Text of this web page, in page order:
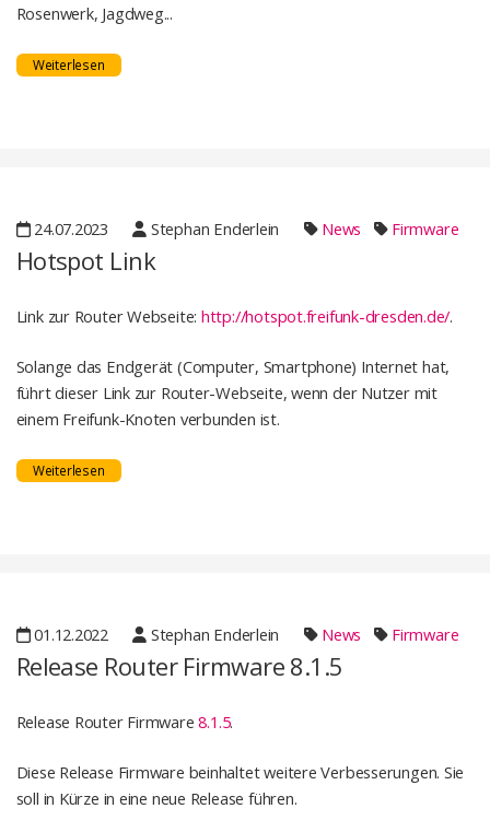
Rosenwerk, Jagdweg...
Weiterlesen
24.07.2023 Stephan Enderlein News Firmware
Hotspot Link
Link zur Router Webseite: http://hotspot.freifunk-dresden.de/.
Solange das Endgerät (Computer, Smartphone) Internet hat,
führt dieser Link zur Router-Webseite, wenn der Nutzer mit
einem Freifunk-Knoten verbunden ist.
Weiterlesen
01.12.2022 Stephan Enderlein News Firmware
Release Router Firmware 8.1.5
Release Router Firmware8.1.5.
Diese Release Firmware beinhaltet weitere Verbesserungen. Sie
soll in Kürze in eine neue Release führen.